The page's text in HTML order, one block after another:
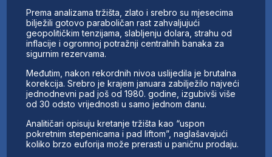
Prema analizama tržišta, zlato i srebro su mjesecima
bilježili gotovo paraboličan rast zahvaljujući
geopolitičkim tenzijama, slabljenju dolara, strahu od
inflacije i ogromnoj potražnji centralnih banaka za
sigurnim rezervama.
Međutim, nakon rekordnih nivoa uslijedila je brutalna
korekcija. Srebro je krajem januara zabilježilo najveći
jednodnevni pad još od 1980. godine, izgubivši više
od 30 odsto vrijednosti u samo jednom danu.
Analitičari opisuju kretanje tržišta kao “uspon
pokretnim stepenicama i pad liftom”, naglašavajući
koliko brzo euforija može prerasti u paničnu prodaju.